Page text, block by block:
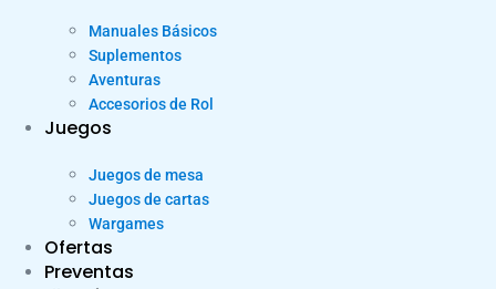
Manuales Básicos
Suplementos
Aventuras
Accesorios de Rol
Juegos
Juegos de mesa
Juegos de cartas
Wargames
Ofertas
Preventas